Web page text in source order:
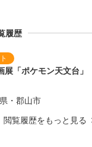
履歴
展「ポケモン天文台」
・郡山市
閲覧履歴をもっと見る